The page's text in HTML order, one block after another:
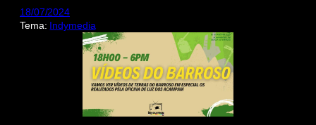
18/07/2024
Tema: Indymedia